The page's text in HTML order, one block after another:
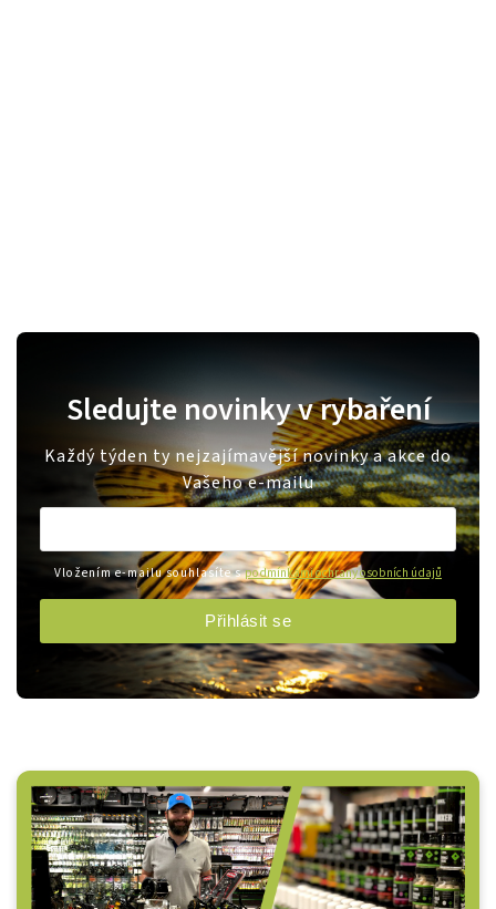
Sledujte novinky v rybaření
Každý týden ty nejzajímavější novinky a akce do
Vašeho e-mailu
Vložením e-mailu souhlasíte spodmínkami ochrany osobních údajů
Přihlásit se